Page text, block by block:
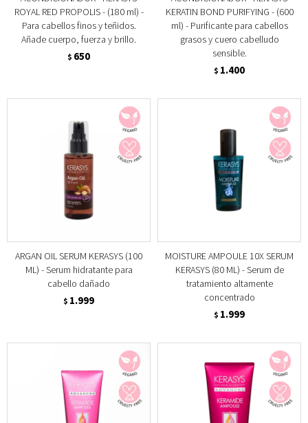
ROYAL RED PROPOLIS - (180 ml) -
Para cabellos finos y teñidos.
Añade cuerpo, fuerza y brillo.
$ 650
KERATIN BOND PURIFYING - (600
ml) - Purificante para cabellos
grasos y cuero cabelludo
sensible.
$ 1.400
ARGAN OIL SERUM KERASYS (100
ML) - Serum hidratante para
cabello dañado
$ 1.999
MOISTURE AMPOULE 10X SERUM
KERASYS (80 ML) - Serum de
tratamiento altamente
concentrado
$ 1.999